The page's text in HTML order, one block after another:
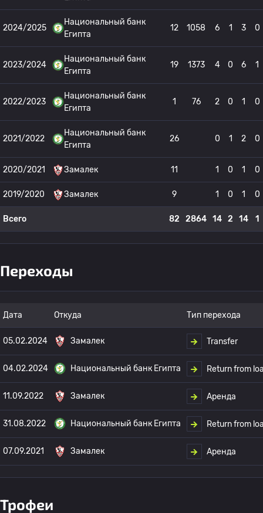
2024/2025
Национальный банк
Египта
12 1058 6 1 3 0
2023/2024
Национальный банк
Египта
19 1373 4 0 6 1
2022/2023
Национальный банк
Египта
1 76 2 0 1 0
2021/2022
Национальный банк
Египта
26 0 1 2 0
2020/2021 Замалек 11 1 0 1 0
2019/2020 Замалек 9 1 0 1 0
Всего 82 2864 14 2 14 1
Переходы
Дата Откуда Тип перехода
05.02.2024 Замалек Transfer
04.02.2024 Национальный банк Египта Return from
11.09.2022 Замалек Аренда
31.08.2022 Национальный банк Египта Return from
07.09.2021 Замалек Аренда
Трофеи